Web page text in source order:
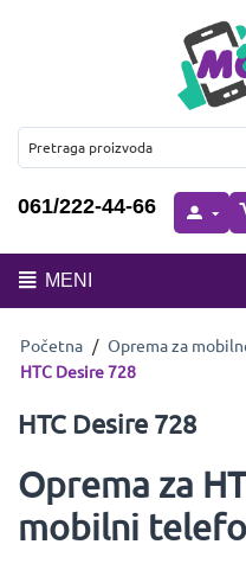
061/222-44-66
MENI
Početna / Oprema za
HTC Desire 728
HTC Desire 728
Oprema za
mobilni